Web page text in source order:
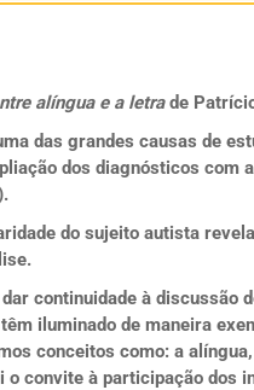
alíngua e a letrade
das grandes causas de
dos diagnósticos
do sujeito autista
continuidade à
iluminado de maneira
conceitos como: a
o convite à participação dos